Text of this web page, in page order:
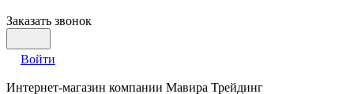
Заказать звонок
Войти
Интернет-магазин компании Мавира Трейдинг